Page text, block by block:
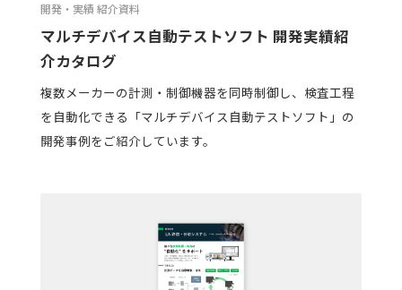
開発・実績 紹介資料
マルチデバイス自動テストソフト 開発実績紹
介カタログ
複数メーカーの計測・制御機器を同時制御し、検査工程
を自動化できる「マルチデバイス自動テストソフト」の
開発事例をご紹介しています。